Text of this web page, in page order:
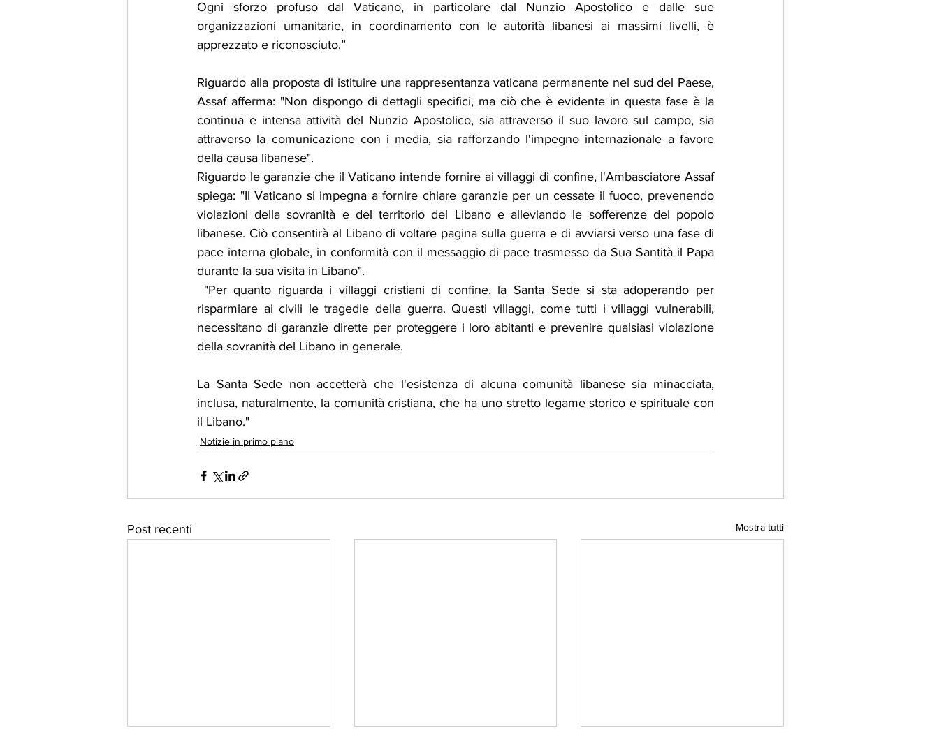
Ogni sforzo profuso dal Vaticano, in particolare dal Nunzio Apostolico e dalle sue
organizzazioni umanitarie, in coordinamento con le autorità libanesi ai massimi livelli, è
apprezzato e riconosciuto.”
Riguardo alla proposta di istituire una rappresentanza vaticana permanente nel sud del Paese,
Assaf afferma: "Non dispongo di dettagli specifici, ma ciò che è evidente in questa fase è la
continua e intensa attività del Nunzio Apostolico, sia attraverso il suo lavoro sul campo, sia
attraverso la comunicazione con i media, sia rafforzando l'impegno internazionale a favore
della causa libanese".
Riguardo le garanzie che il Vaticano intende fornire ai villaggi di confine, l'Ambasciatore Assaf
spiega: "Il Vaticano si impegna a fornire chiare garanzie per un cessate il fuoco, prevenendo
violazioni della sovranità e del territorio del Libano e alleviando le sofferenze del popolo
libanese. Ciò consentirà al Libano di voltare pagina sulla guerra e di avviarsi verso una fase di
pace interna globale, in conformità con il messaggio di pace trasmesso da Sua Santità il Papa
durante la sua visita in Libano".
"Per quanto riguarda i villaggi cristiani di confine, la Santa Sede si sta adoperando per
risparmiare ai civili le tragedie della guerra. Questi villaggi, come tutti i villaggi vulnerabili,
necessitano di garanzie dirette per proteggere i loro abitanti e prevenire qualsiasi violazione
della sovranità del Libano in generale.
La Santa Sede non accetterà che l'esistenza di alcuna comunità libanese sia minacciata,
inclusa, naturalmente, la comunità cristiana, che ha uno stretto legame storico e spirituale con
il Libano."
Notizie in primo piano
Post recenti Mostra tutti